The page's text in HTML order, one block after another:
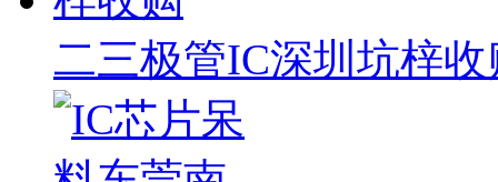
二三极管IC深圳坑梓收